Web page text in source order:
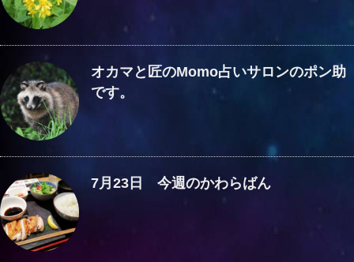
オカマと匠のMomo占いサロンのポン助
です。
7月23日 今週のかわらばん